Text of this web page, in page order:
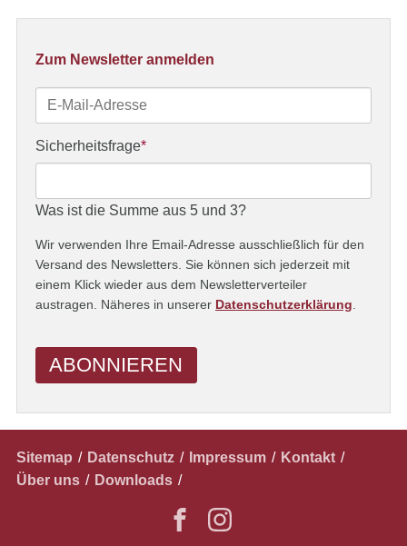
Zum Newsletter anmelden
E-
Mail-
Adresse
Pflichtfeld
Sicherheitsfrage*
Was ist die Summe aus 5 und 3?
Wir verwenden Ihre Email-Adresse ausschließlich für den
Versand des Newsletters. Sie können sich jederzeit mit
einem Klick wieder aus dem Newsletterverteiler
austragen. Näheres in unserer Datenschutzerklärung.
ABONNIEREN
Navigation
überspringen
Sitemap Datenschutz Impressum
Kontakt
Über uns
Downloads